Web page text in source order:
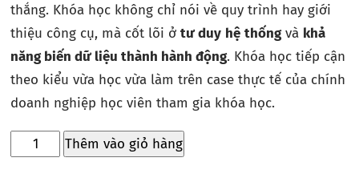
thắng. Khóa học không chỉ nói về quy trình hay giới
thiệu công cụ, mà cốt lõi ởtưduy hệ thốngvà khả
năngbiến dữliệu thành hành động. Khóa học tiếp cận
theo kiểu vừa học vừa làm trên case thực tế của chính
doanh nghiệp học viên tham gia khóa học.
Thêm vào giỏ hàng